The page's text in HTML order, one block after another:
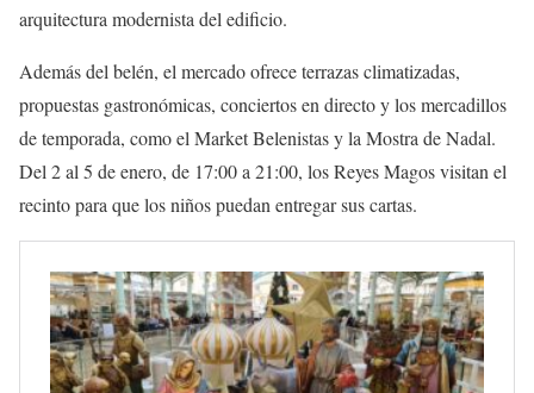
arquitectura modernista del edificio.
Además del belén, el mercado ofrece terrazas climatizadas,
propuestas gastronómicas, conciertos en directo y los mercadillos
de temporada, como el Market Belenistas y la Mostra de Nadal.
Del 2 al 5 de enero, de 17:00 a 21:00, los Reyes Magos visitan el
recinto para que los niños puedan entregar sus cartas.